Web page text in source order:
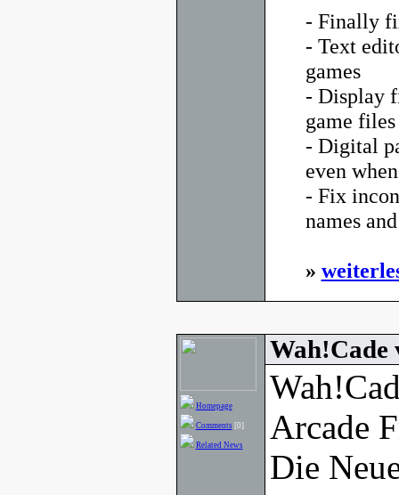
- Finally
- Text
games
- Display
game files
- Digital
even
- Fix
names
»
Homepage
Comments [0]
Related News
Wah!Cade
Arcade
Die